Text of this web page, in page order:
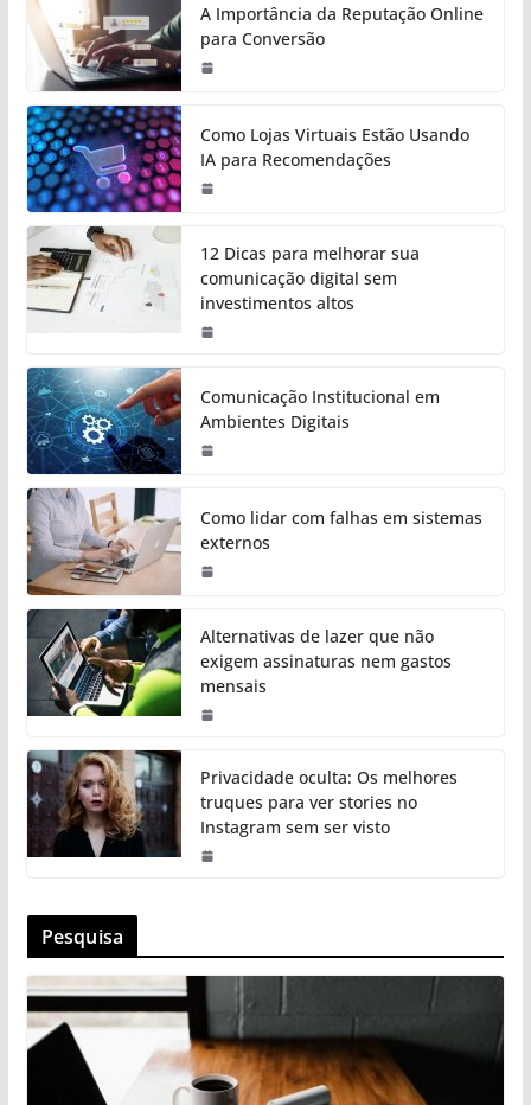
A Importância da Reputação Online
para Conversão
Como Lojas Virtuais Estão Usando
IA para Recomendações
12 Dicas para melhorar sua
comunicação digital sem
investimentos altos
Comunicação Institucional em
Ambientes Digitais
Como lidar com falhas em sistemas
externos
Alternativas de lazer que não
exigem assinaturas nem gastos
mensais
Privacidade oculta: Os melhores
truques para ver stories no
Instagram sem ser visto
Pesquisa